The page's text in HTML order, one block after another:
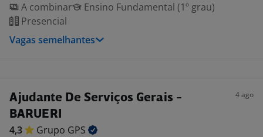
A combinar
Ensino Fundamental (1º grau)
Presencial
Vagas semelhantes
Ajudante De Serviços Gerais -
BARUERI
4 ago
4,3 Grupo GPS